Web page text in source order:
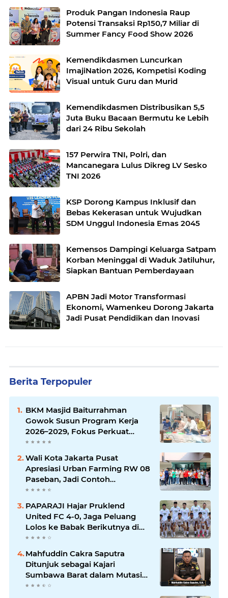
Produk Pangan Indonesia Raup
Potensi Transaksi Rp150,7 Miliar di
Summer Fancy Food Show 2026
Kemendikdasmen Luncurkan
ImajiNation 2026, Kompetisi Koding
Visual untuk Guru dan Murid
Kemendikdasmen Distribusikan 5,5
Juta Buku Bacaan Bermutu ke Lebih
dari 24 Ribu Sekolah
157 Perwira TNI, Polri, dan
Mancanegara Lulus Dikreg LV Sesko
TNI 2026
KSP Dorong Kampus Inklusif dan
Bebas Kekerasan untuk Wujudkan
SDM Unggul Indonesia Emas 2045
Kemensos Dampingi Keluarga Satpam
Korban Meninggal di Waduk Jatiluhur,
Siapkan Bantuan Pemberdayaan
APBN Jadi Motor Transformasi
Ekonomi, Wamenkeu Dorong Jakarta
Jadi Pusat Pendidikan dan Inovasi
Berita Terpopuler
BKM Masjid Baiturrahman
Gowok Susun Program Kerja
2026–2029, Fokus Perkuat
Dakwah dan Pelayanan Umat
Wali Kota Jakarta Pusat
Apresiasi Urban Farming RW 08
Paseban, Jadi Contoh
Ketahanan Pangan dan Edukasi
PAPARAJI Hajar Pruklend
United FC 4-0, Jaga Peluang
Lolos ke Babak Berikutnya di
Turnamen 165 Cup HKBP
Mahfuddin Cakra Saputra
Ditunjuk sebagai Kajari
Sumbawa Barat dalam Mutasi
Kejaksaan Agung